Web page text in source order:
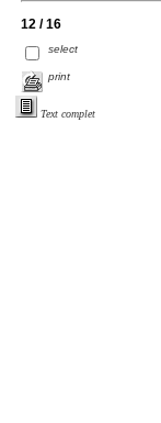
12 / 16
select
print
Text complet